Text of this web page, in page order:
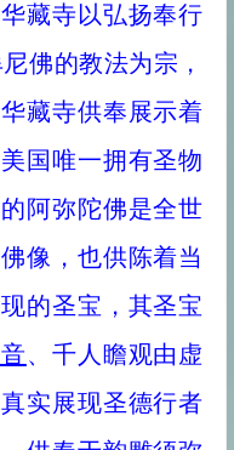
藏寺以弘扬奉行
佛的教法为宗，
藏寺供奉展示着
国唯一拥有圣物
阿弥陀佛是全世
像，也供陈着当
的圣宝，其圣宝
、千人瞻观由虚
实展现圣德行者